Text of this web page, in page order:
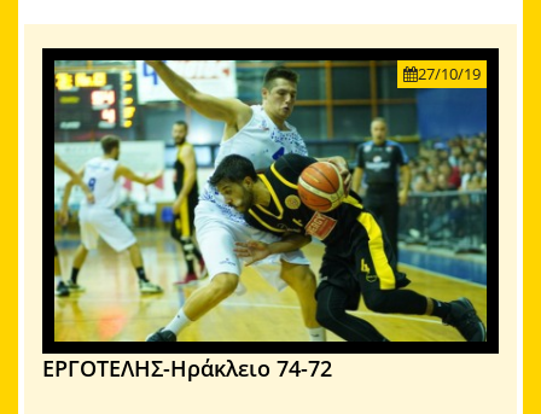
27/10/19
ΕΡΓΟΤΕΛΗΣ-Ηράκλειο 74-72